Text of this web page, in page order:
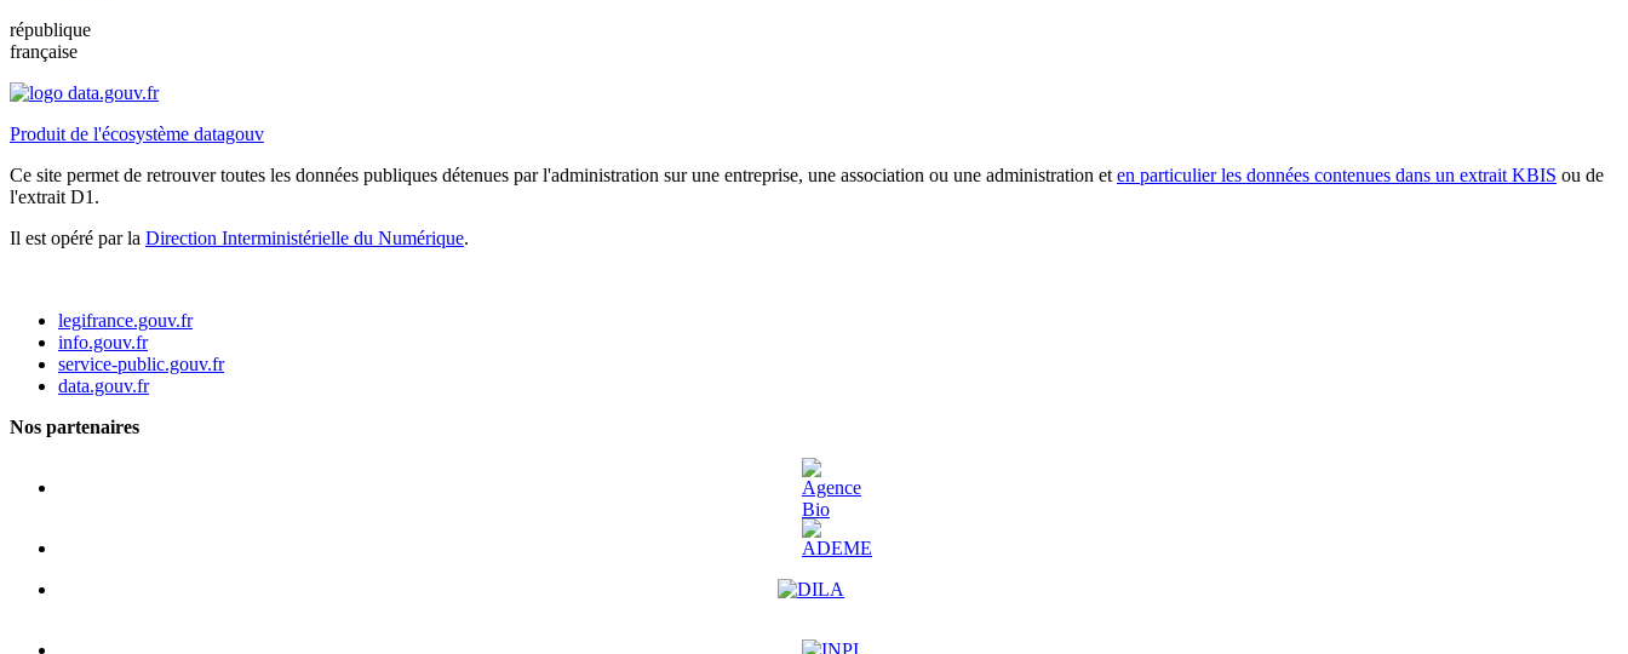
république
française
Produit de l'écosystème datagouv
Ce site permet de retrouver toutes les données publiques détenues par l'administration sur une entreprise, une association ou une administration et en particulier les données contenues dans un extrait KBIS ou de
l'extrait D1.
Il est opéré par la Direction Interministérielle du Numérique.
legifrance.gouv.fr
info.gouv.fr
service-public.gouv.fr
data.gouv.fr
Nos partenaires